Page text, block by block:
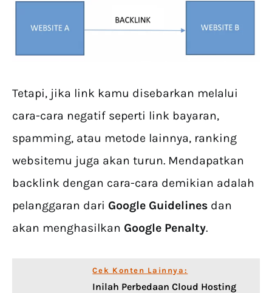
Tetapi, jika link kamu disebarkan melalui
cara-cara negatif seperti link bayaran,
spamming, atau metode lainnya, ranking
websitemu juga akan turun. Mendapatkan
backlink dengan cara-cara demikian adalah
pelanggaran dari Google Guidelines dan
akan menghasilkan Google Penalty.
Cek Konten Lainnya:
Inilah Perbedaan Cloud Hosting